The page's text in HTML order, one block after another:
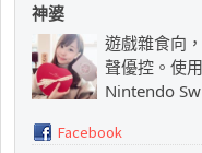
神婆
遊戲雜食向
聲優控。使
Nintendo
Facebook